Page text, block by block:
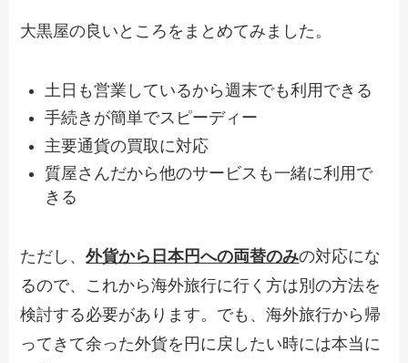
大黒屋の良いところをまとめてみました。
土日も営業しているから週末でも利用できる
手続きが簡単でスピーディー
主要通貨の買取に対応
質屋さんだから他のサービスも一緒に利用で
きる
ただし、外貨から日本円への両替のみの対応にな
るので、これから海外旅行に行く方は別の方法を
検討する必要があります。でも、海外旅行から帰
ってきて余った外貨を円に戻したい時には本当に